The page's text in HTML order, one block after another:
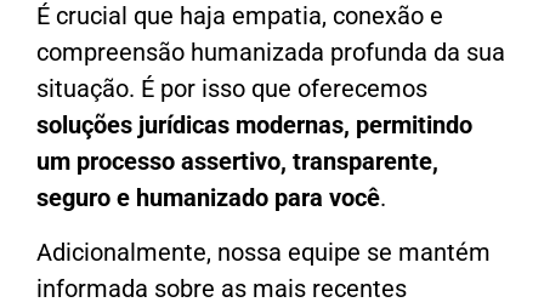
É crucial que haja empatia, conexão e
compreensão humanizada profunda da sua
situação. É por isso que oferecemos
soluções jurídicas modernas, permitindo
um processo assertivo, transparente,
seguro e humanizado para você.
Adicionalmente, nossa equipe se mantém
informada sobre as mais recentes